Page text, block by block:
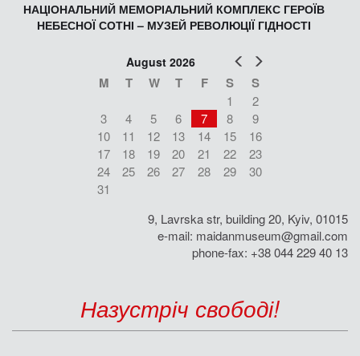
НАЦІОНАЛЬНИЙ МЕМОРІАЛЬНИЙ КОМПЛЕКС ГЕРОЇВ
НЕБЕСНОЇ СОТНІ – МУЗЕЙ РЕВОЛЮЦІЇ ГІДНОСТІ
Prev
August 2026
M T W T F S S
1
2
3
4 5 6 7 8
9
10
11 12 13 14 15
16
17
18 19 20 21 22
23
24
25 26 27 28 29
30
31
9, Lavrska str, building 20, Kyiv, 01015
e-mail: maidanmuseum@gmail.com
phone-fax: +38 044 229 40 13
Назустріч свободі!